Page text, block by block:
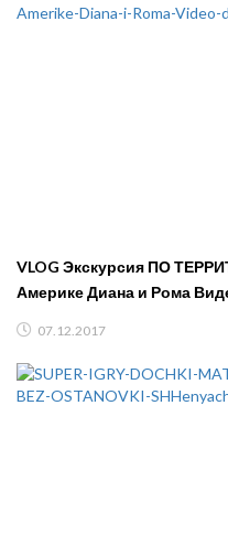
VLOG Экскурсия ПО
Америке Диана и Рома
07.12.2017